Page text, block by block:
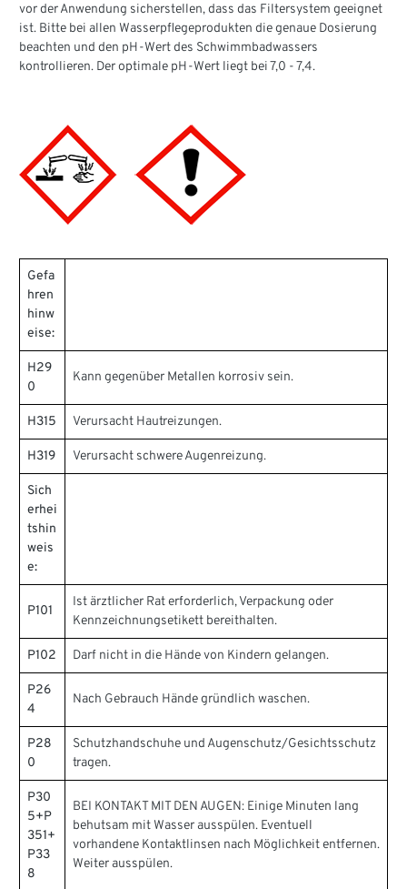
vor der Anwendung sicherstellen, dass das Filtersystem geeignet
ist. Bitte bei allen Wasserpflegeprodukten die genaue Dosierung
beachten und den pH-Wert des Schwimmbadwassers
kontrollieren. Der optimale pH-Wert liegt bei 7,0 - 7,4.
Gefa
hren
hinw
eise:
H29
0
Kann gegenüber Metallen korrosiv sein.
H315 Verursacht Hautreizungen.
H319 Verursacht schwere Augenreizung.
Sich
erhei
tshin
weis
e:
P101
Ist ärztlicher Rat erforderlich, Verpackung oder
Kennzeichnungsetikett bereithalten.
P102 Darf nicht in die Hände von Kindern gelangen.
P26
4
Nach Gebrauch Hände gründlich waschen.
P28
0
Schutzhandschuhe und Augenschutz/Gesichtsschutz
tragen.
P30
5+P
351+
P33
8
BEI KONTAKT MIT DEN AUGEN: Einige Minuten lang
behutsam mit Wasser ausspülen. Eventuell
vorhandene Kontaktlinsen nach Möglichkeit entfernen.
Weiter ausspülen.